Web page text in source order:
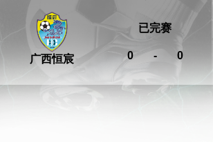
广西恒宸 0 - 0
已完赛